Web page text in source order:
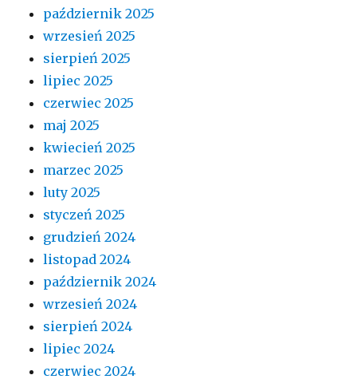
październik 2025
wrzesień 2025
sierpień 2025
lipiec 2025
czerwiec 2025
maj 2025
kwiecień 2025
marzec 2025
luty 2025
styczeń 2025
grudzień 2024
listopad 2024
październik 2024
wrzesień 2024
sierpień 2024
lipiec 2024
czerwiec 2024